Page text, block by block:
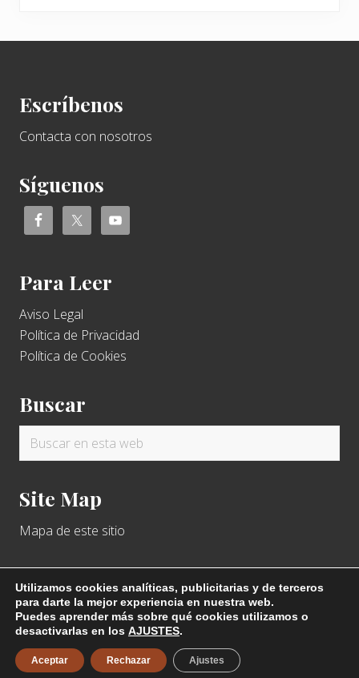
Escríbenos
Contacta con nosotros
Síguenos
Para Leer
Aviso Legal
Política de Privacidad
Política de Cookies
Buscar
Buscar
web
Site Map
Mapa de este sitio
Copyright © 2026 · SEMST · by
Reunión
Utilizamos cookies analíticas, publicitarias y de terceros
para darte la mejor experiencia en nuestra web.
Puedes aprender más sobre qué cookies utilizamos o
desactivarlas en los AJUSTES.
Aceptar Rechazar Ajustes